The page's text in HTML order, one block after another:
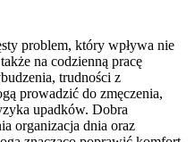
problem, który wpływa nie
na codzienną pracę
trudności z
prowadzić do zmęczenia,
upadków. Dobra
organizacja dnia oraz